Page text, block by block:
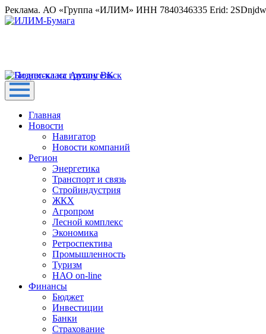
Реклама. АО «Группа «ИЛИМ» ИНН 7840346335 Erid:
Главная
Новости
Навигатор
Новости компаний
Регион
Энергетика
Транспорт и связь
Стройиндустрия
ЖКХ
Агропром
Лесной комплекс
Экономика
Ретроспектива
Промышленность
Туризм
НАО on-line
Финансы
Бюджет
Инвестиции
Банки
Страхование